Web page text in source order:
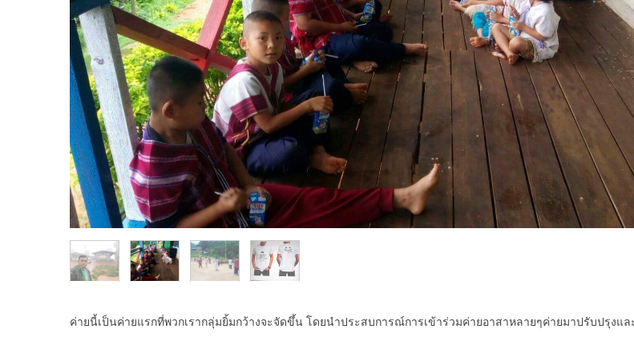
ค่ายนี้เป็นค่ายแรกที่พวกเรากลุ่มยิ้มกว้างจะจัดขึ้น โดยนำประสบการณ์การเข้าร่วมค่ายอาสาหลายๆค่ายมาปรับปรุงแล